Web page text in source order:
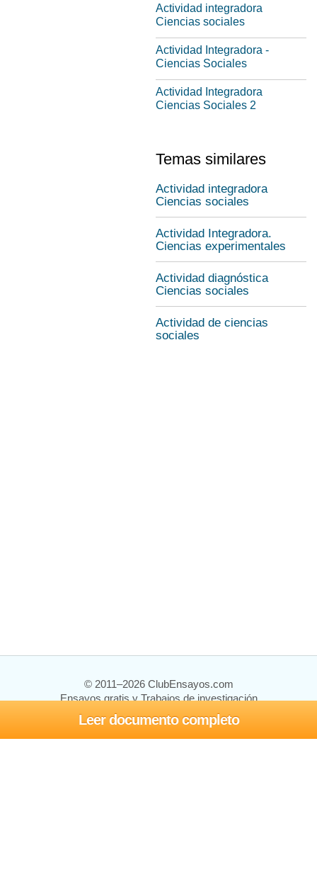
Leer documento completo
Actividad integradora
Ciencias sociales
Actividad Integradora -
Ciencias Sociales
Actividad Integradora
Ciencias Sociales 2
Temas similares
Actividad integradora
Ciencias sociales
Actividad Integradora.
Ciencias experimentales
Actividad diagnóstica
Ciencias sociales
Actividad de ciencias
sociales
© 2011–2026 ClubEnsayos.com
Ensayos gratis y Trabajos de investigación